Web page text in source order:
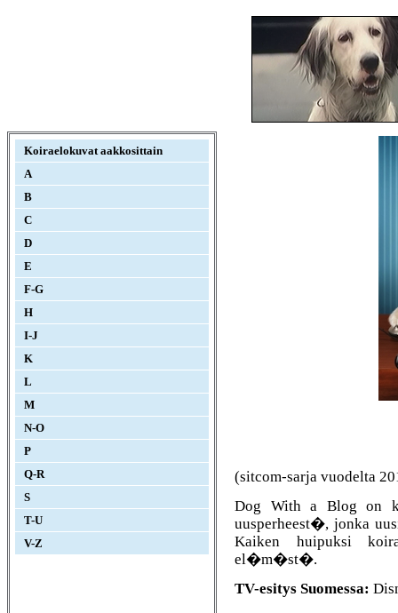
Koiraelokuvat aakkosittain
A
B
C
D
E
F-G
H
I-J
K
L
M
N-O
P
Q-R
S
T-U
V-Z
(sitcom-sarja vuodelta
Dog With a Blog on
uusperheest�, jonka
Kaiken huipuksi
el�m�st�.
TV-esitys Suomessa: